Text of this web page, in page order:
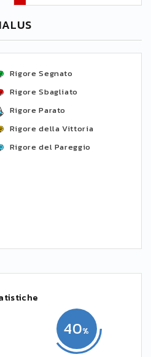
Rigore Segnato
Rigore Sbagliato
Rigore Parato
Rigore della Vittoria
Rigore del Pareggio
40